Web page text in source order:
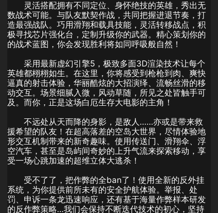
灵活搭配拥有不同定位、身怀绝技的英雄，秀出无
数战术可能。与队友默契作战，共同把握进退节奏，打
造最强战队。巧用滑翔和载具技能，灵活转移战点，积
极寻找芯片强化台，定制升级你的武器。精心策划你的
的战术蓝图，你会发现胜利将如同呼吸般自然！
采用最新虚幻引擎5，极致多面3D渲染技术让每个
英雄都栩栩如生。在这里，你将感受到枪枪到肉、爽快
逼真的射击体验，华丽酷炫的大招演绎、流畅丝滑的移
动交互。场景细腻入微，风动草随，所见之处皆触手可
及。而你，正是这场白厄生存大电影的主角！
不远处从天而降的身影，是敌人……亦或是带来救
援希望的队友！在超高落差的空岛大世界，尽情体验地
形交互机制带来的新奇趣味。使用传送门、滑翔伞、浮
空汽车，甚至是岛屿间奇妙的上升气流来探索移动，享
受一场心跳加速的超维立体大逃杀！
受不了了，把作弊的全ban了！使用全新的反外挂
系统，为你提供前所未有的安全护航体验。举报、处
罚、申诉一条龙迅速响应，还有基于海量作弊样本研发
的反作弊策略…我们会保持不断迭代技术的初心，坚持